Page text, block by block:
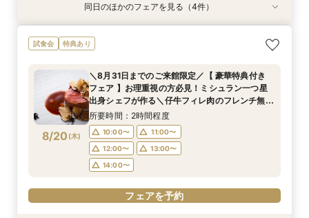
特典あり
8/19(水)
＼8月31日までのご来館限定／【 豪華特典付き
フェア 】お理重視の方必見！ミシュラン一つ星
試食／ 不安解消* お2人安心相談会も◎
所要時間：2時間程度
15:00〜
16:00〜
17:00〜
18:00〜
19:00〜
フェアを予約
特典あり
8/19(水)
【限定BIGフェア】お料理重視の方必見！ ミシュ
ラン一つ星出身シェフが作る 仔牛フィレ肉のフ
談会も
所要時間：2時間程度
10:00〜
11:00〜
12:00〜
13:00〜
14:00〜
フェアを予約
特典あり
8/19(水)
【限定BIGフェア】お料理重視の方必見！ ミシュ
ラン一つ星出身シェフが作る 仔牛フィレ肉のフ
談会も
所要時間：2時間程度
15:00〜
16:00〜
17:00〜
18:00〜
19:00〜
フェアを予約
特典あり
8/19(水)
【お仕事帰りのお二人へ♪】美食フレンチも食べ
れる、90分クイック相談会！
18:00〜
19:00〜
20:00〜
フェアを予約
同日のほかのフェアを見る（4件）
試食会 特典あり
8/20 (木)
＼8月31日までのご来館限定／【 豪華特典付き
フェア 】お理重視の方必見！ミシュラン一つ星
出身シェフが作る＼仔牛フィレ肉のフレンチ無料
試食／ 不安解消* お2人安心相談会も◎
所要時間：2時間程度
10:00〜
11:00〜
12:00〜
13:00〜
14:00〜
フェアを予約